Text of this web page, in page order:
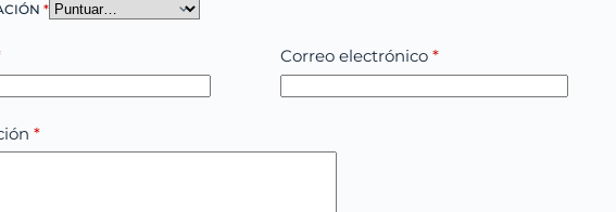
*
Correo electrónico*
*